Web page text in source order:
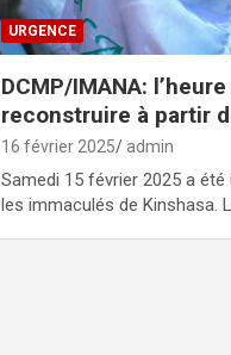
URGENCE
DCMP/IMANA:
reconstruire à partir
16 février 2025 admin
Samedi 15 février 2025 a
les immaculés de Kinshasa.